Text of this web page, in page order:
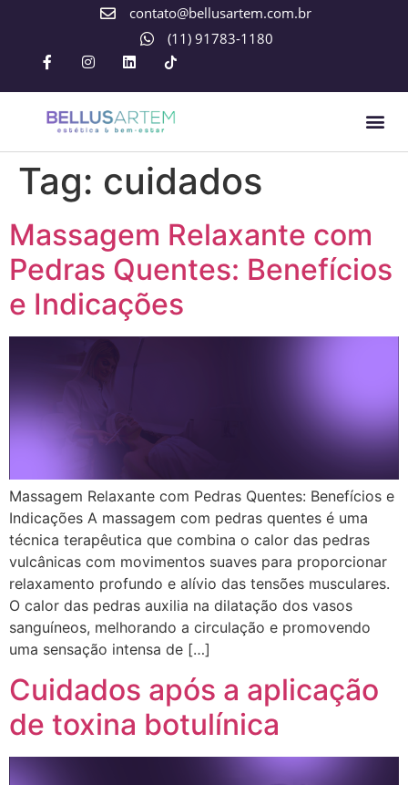
contato@bellusartem.com.br
(11) 91783-1180
Tag: cuidados
Massagem Relaxante com
Pedras Quentes: Benefícios
e Indicações
Massagem Relaxante com Pedras Quentes: Benefícios e
Indicações A massagem com pedras quentes é uma
técnica terapêutica que combina o calor das pedras
vulcânicas com movimentos suaves para proporcionar
relaxamento profundo e alívio das tensões musculares.
O calor das pedras auxilia na dilatação dos vasos
sanguíneos, melhorando a circulação e promovendo
uma sensação intensa de […]
Cuidados após a aplicação
de toxina botulínica